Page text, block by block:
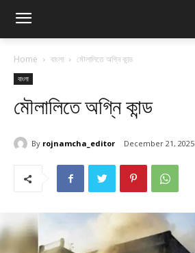
Home বাংলা মৌলালিতে অগ্নি কান্ড
বাংলা
মৌলালিতে অগ্নি কান্ড
By rojnamcha_editor December 21, 2025